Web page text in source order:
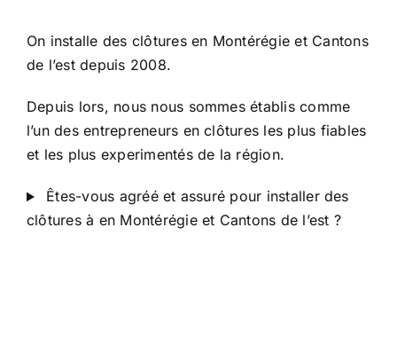
On installe des clôtures en Montérégie et Cantons
de l’est depuis 2008.
Depuis lors, nous nous sommes établis comme
l’un des entrepreneurs en clôtures les plus fiables
et les plus experimentés de la région.
Êtes-vous agréé et assuré pour installer des
clôtures à en Montérégie et Cantons de l’est ?